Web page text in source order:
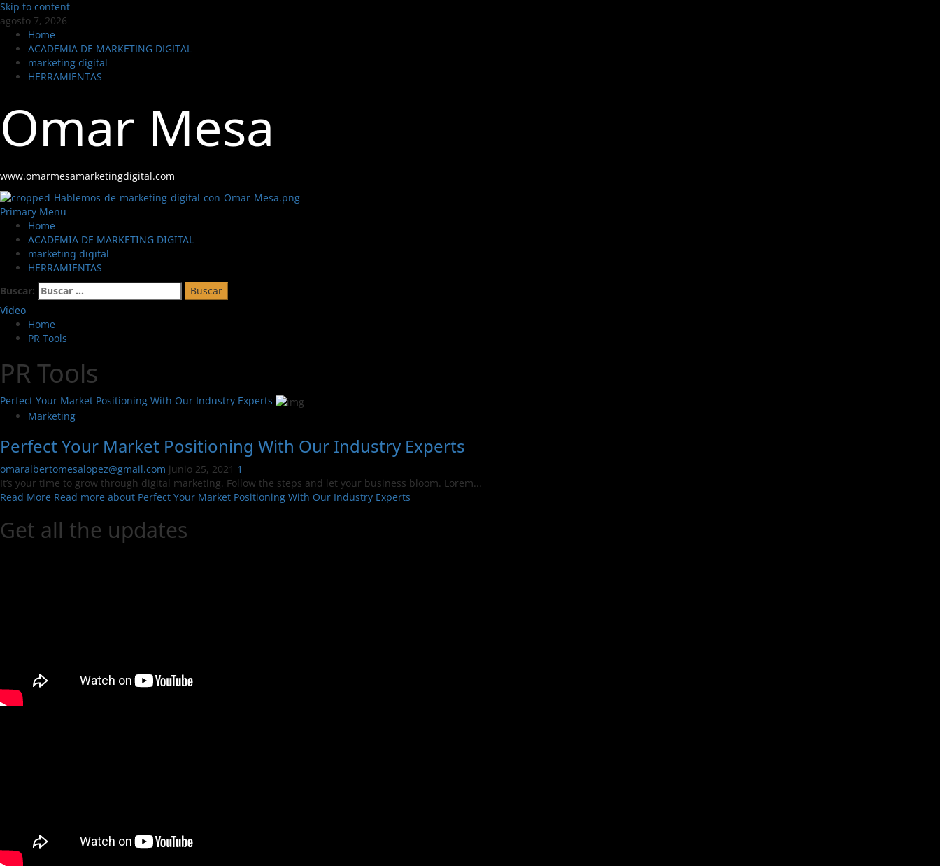
Skip to content
agosto 7, 2026
Home
ACADEMIA DE MARKETING DIGITAL
marketing digital
HERRAMIENTAS
Omar Mesa
www.omarmesamarketingdigital.com
Primary Menu
Home
ACADEMIA DE MARKETING DIGITAL
marketing digital
HERRAMIENTAS
Buscar:
Video
Home
PR Tools
PR Tools
Perfect Your Market Positioning With Our Industry Experts
Marketing
Perfect Your Market Positioning With Our Industry Experts
omaralbertomesalopez@gmail.com junio 25, 2021 1
It’s your time to grow through digital marketing. Follow the steps and let your business bloom. Lorem...
Read More Read more about Perfect Your Market Positioning With Our Industry Experts
Get all the updates